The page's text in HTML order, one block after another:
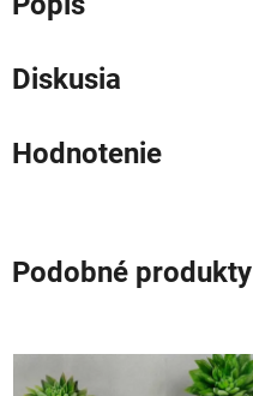
Diskusia
Hodnotenie
Podobné produkty